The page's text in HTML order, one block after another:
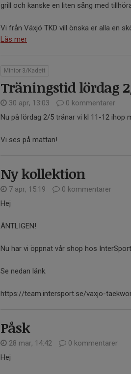
grill och kanske en liten sång med
Vi från Växjö TKD vill önska er alla en
Läs mer
Minior 3/Kadett
Träningstid lördag
30 apr, 13:03
0 kommentarer
Nu på lördag 2/5 tränar vi kl 11-12 ihop
Vi ses på mattan!
Ny kollektion
7 apr, 15:19
0 kommentarer
Hej
ÄNTLIGEN!
Nu har vi öppnat vår shop hos
Se nedan länk.
https://team.intersport.se/vaxjo-
Påsk
28 mar, 14:42
0 kommentarer
Hej